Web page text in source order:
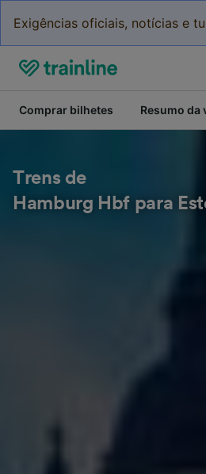
Exigências oficiais, notícias e
Comprar bilhetes Resumo da
Trens de
Hamburg Hbf para